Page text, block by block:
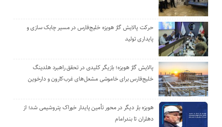
حرکت پالایش گاز هویزه خلیج‌فارس در مسیر چابک سازی و
پایداری تولید
پالایش گاز هویزه؛ بازیگر کلیدی در تحقق راهبرد هلدینگ
خلیج‌فارس برای خاموشی مشعل‌های غرب‌کارون و دارخوین
هویزه بار دیگر در محور تأمین پایدار خوراک پتروشیمی شد؛ از
دهلران تا بندرامام